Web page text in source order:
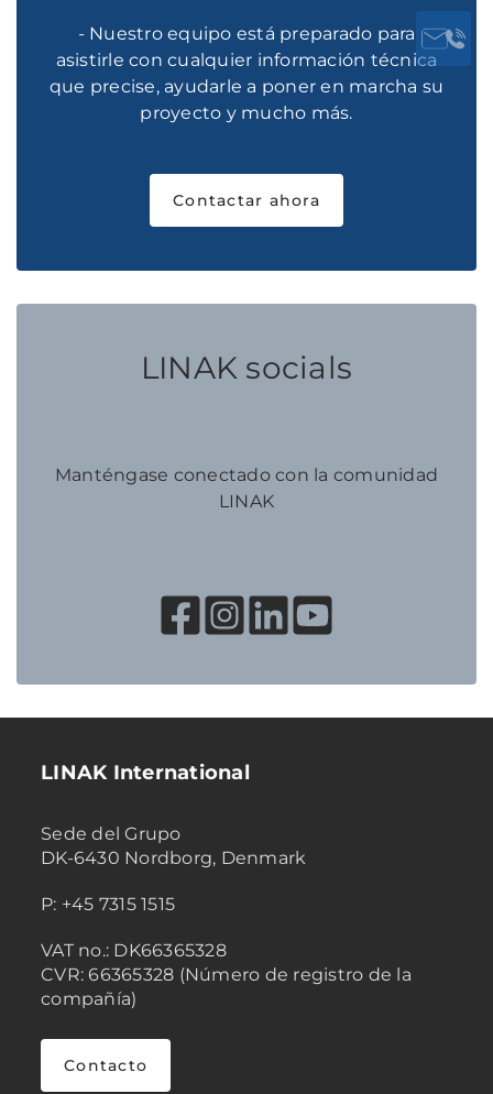
- Nuestro equipo está preparado para
asistirle con cualquier información técnica
que precise, ayudarle a poner en marcha su
proyecto y mucho más.
Contactar ahora
LINAK socials
Manténgase conectado con la comunidad
LINAK
LINAK International
Sede del Grupo
DK-6430 Nordborg, Denmark
P: +45 7315 1515
VAT no.: DK66365328
CVR: 66365328 (Número de registro de la
compañía)
Contacto